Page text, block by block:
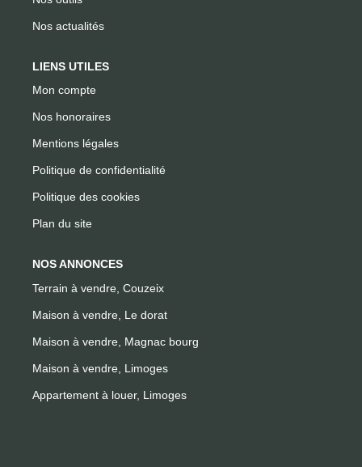
Nos actualités
LIENS UTILES
Mon compte
Nos honoraires
Mentions légales
Politique de confidentialité
Politique des cookies
Plan du site
NOS ANNONCES
Terrain à vendre, Couzeix
Maison à vendre, Le dorat
Maison à vendre, Magnac bourg
Maison à vendre, Limoges
Appartement à louer, Limoges